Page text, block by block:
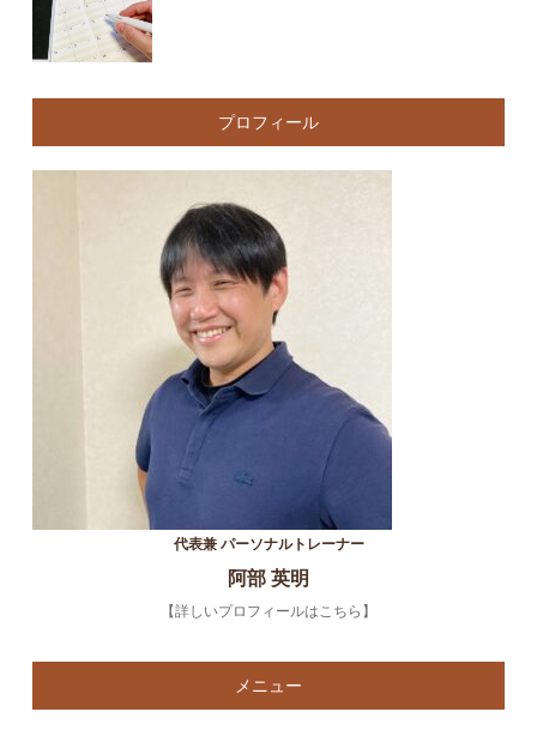
プロフィール
代表兼 パーソナルトレーナー
阿部 英明
【詳しいプロフィールはこちら】
メニュー